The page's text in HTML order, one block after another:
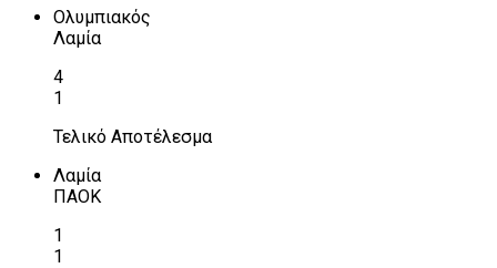
Ολυμπιακός
Λαμία
4
1
Τελικό Αποτέλεσμα
Λαμία
ΠΑΟΚ
1
1